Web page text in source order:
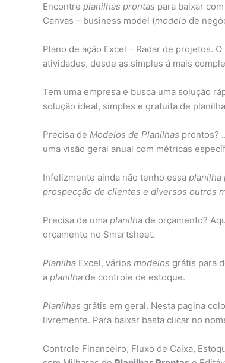
Encontre planilhas prontas para baixar
Canvas – business model (modelo de
Plano de ação Excel – Radar de projetos.
atividades, desde as simples á mais
Tem uma empresa e busca uma solução
solução ideal, simples e gratuita de
Precisa de Modelos de Planilhas prontos?
uma visão geral anual com métricas
Infelizmente ainda não tenho essa planilha
prospecção de clientes e diversos outros
Precisa de uma planilha de orçamento?
orçamento no Smartsheet.
Planilha Excel, vários modelos grátis para
a planilha de controle de estoque.
Planilhas grátis em geral. Nesta pagina
livremente. Para baixar basta clicar no
Controle Financeiro, Fluxo de Caixa,